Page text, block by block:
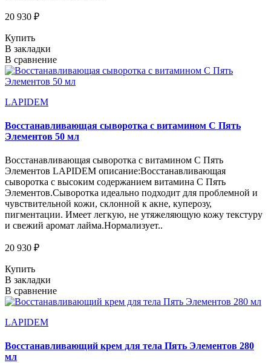
20 930 ₽
Купить
В закладки
В сравнение
LAPIDEM
Восстанавливающая сыворотка с витамином С Пять
Элементов 50 мл
Восстанавливающая сыворотка с витамином С Пять
Элементов LAPIDEM описание:Восстанавливающая
сыворотка с высоким содержанием витамина С Пять
Элементов.Сыворотка идеально подходит для проблемной и
чувствительной кожи, склонной к акне, куперозу,
пигментации. Имеет легкую, не утяжеляющую кожу текстуру
и свежий аромат лайма.Нормализует..
20 930 ₽
Купить
В закладки
В сравнение
LAPIDEM
Восстанавливающий крем для тела Пять Элементов 280
мл